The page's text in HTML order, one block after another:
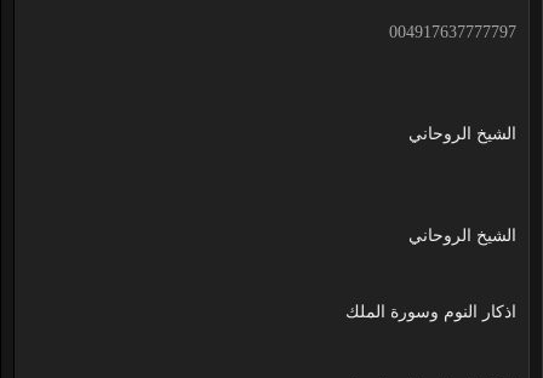
004917637777797
الشيخ الروحاني
الشيخ الروحاني
اذكار النوم وسورة الملك